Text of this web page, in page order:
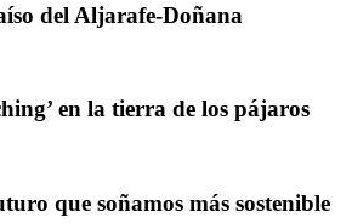
del Aljarafe-Doñana
en la tierra de los pájaros
que soñamos más sostenible